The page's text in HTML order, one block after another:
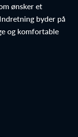
ønsker et
byder på
og komfortable